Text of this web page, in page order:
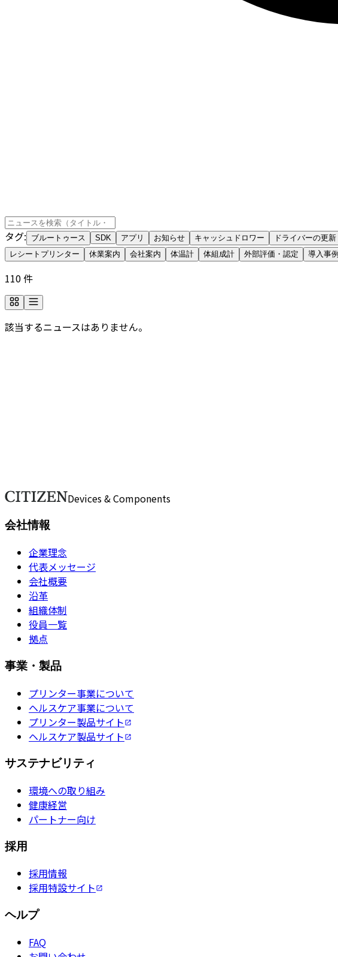
タグ: ブルートゥース SDK アプリ お知らせ キャッシュドロワー ドライバーの更新
レシートプリンター
休業案内 会社案内 体温計 体組成計 外部評価・認定 導入事例
110件
該当するニュースはありません。
お問い合わせ Devices & Components
会社情報
企業理念
代表メッセージ
会社概要
沿革
組織体制
役員一覧
拠点
事業・製品
プリンター事業について
ヘルスケア事業について
プリンター製品サイト
ヘルスケア製品サイト
サステナビリティ
環境への取り組み
健康経営
パートナー向け
採用
採用情報
採用特設サイト
ヘルプ
FAQ